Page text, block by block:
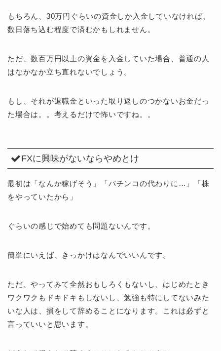
もちろん、30万円ぐらいの資金しか入金していなければ、
数日落ち込む程度で済むかもしれません。
ただ、数百万円以上の資金を入金していた場合、普通の人
はなかなか立ち直れないでしょう。
もし、それが退職金といった取り返しのつかないお金だっ
た場合は。。考えるだけで怖いですね。。
FXに興味がないならやめとけ
最初は「なんか稼げそう」「パチンコの代わりに…」「株
をやっていたから」
ぐらいの感じで始めても問題ないんです。
簡単にいえば、きっかけはなんでいいんです。
ただ、やってみて全然おもしろくもないし、はじめたとき
ワクワクもドキドキもしないし、勉強も特にしてないみた
いな人は、損をして辞めることになります。これは必ずと
言っていいと思います。